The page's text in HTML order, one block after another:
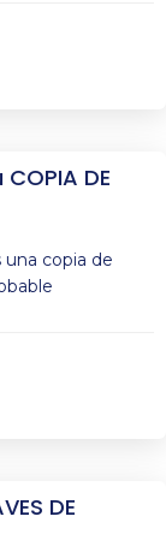
DE
copia de
DE